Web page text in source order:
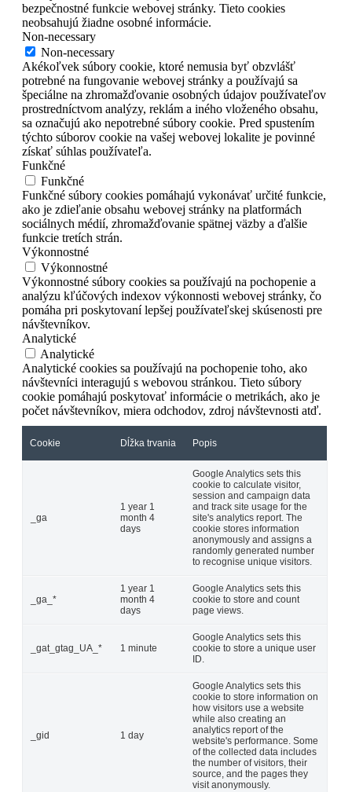
bezpečnostné funkcie webovej stránky. Tieto cookies
neobsahujú žiadne osobné informácie.
Non-necessary
Non-necessary
Akékoľvek súbory cookie, ktoré nemusia byť obzvlášť
potrebné na fungovanie webovej stránky a používajú sa
špeciálne na zhromažďovanie osobných údajov používateľov
prostredníctvom analýzy, reklám a iného vloženého obsahu,
sa označujú ako nepotrebné súbory cookie. Pred spustením
týchto súborov cookie na vašej webovej lokalite je povinné
získať súhlas používateľa.
Funkčné
Funkčné
Funkčné súbory cookies pomáhajú vykonávať určité funkcie,
ako je zdieľanie obsahu webovej stránky na platformách
sociálnych médií, zhromažďovanie spätnej väzby a ďalšie
funkcie tretích strán.
Výkonnostné
Výkonnostné
Výkonnostné súbory cookies sa používajú na pochopenie a
analýzu kľúčových indexov výkonnosti webovej stránky, čo
pomáha pri poskytovaní lepšej používateľskej skúsenosti pre
návštevníkov.
Analytické
Analytické
Analytické cookies sa používajú na pochopenie toho, ako
návštevníci interagujú s webovou stránkou. Tieto súbory
cookie pomáhajú poskytovať informácie o metrikách, ako je
počet návštevníkov, miera odchodov, zdroj návštevnosti atď.
Cookie Dĺžka trvania Popis
_ga
1 year 1
month 4
days
Google Analytics sets this
cookie to calculate visitor,
session and campaign data
and track site usage for the
site's analytics report. The
cookie stores information
anonymously and assigns a
randomly generated number
to recognise unique visitors.
_ga_*
1 year 1
month 4
days
Google Analytics sets this
cookie to store and count
page views.
_gat_gtag_UA_* 1 minute
Google Analytics sets this
cookie to store a unique user
ID.
_gid 1 day
Google Analytics sets this
cookie to store information on
how visitors use a website
while also creating an
analytics report of the
website's performance. Some
of the collected data includes
the number of visitors, their
source, and the pages they
visit anonymously.